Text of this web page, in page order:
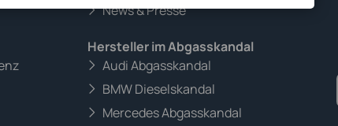
News & Presse
Hersteller im Abgasskandal
Audi Abgasskandal
BMW Dieselskandal
Mercedes Abgasskandal